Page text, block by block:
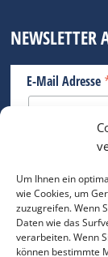
Um Ihnen ein
wie Cookies, um
zuzugreifen. Wenn
Daten wie das
verarbeiten. Wenn
können bestimmte
NEWSLETTER
E-Mail Adresse
Bitte geben Sie Ihre